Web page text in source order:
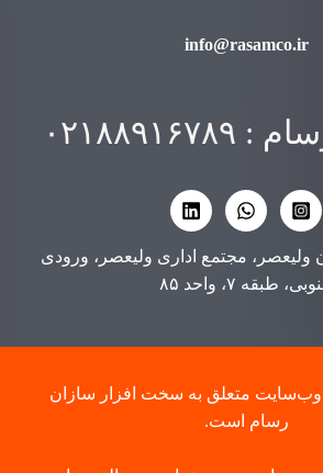
info@rasamco.ir
ولیعصر، مجتمع اداری ولیعصر، ورودی
طبقه ۷، واحد ۸۵
وب‌سایت متعلق به سخت افزار سازان
رسام است.